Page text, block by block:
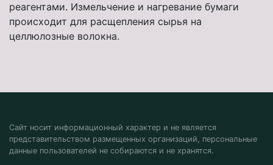
реагентами. Измельчение и нагревание бумаги
происходит для расщепления сырья на
целлюлозные волокна.
Сайт носит информационный характер и не является
представительством размещенных организаций, персональные
данные пользователей не собираются и не хранятся.